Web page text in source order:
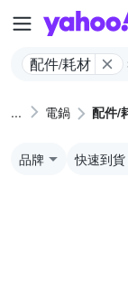
配件/耗材
電鍋 配件/
品牌 快速到貨